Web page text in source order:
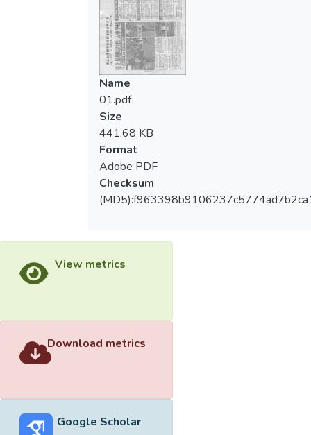
Name
01.pdf
Size
441.68 KB
Format
Adobe PDF
Checksum
View metrics
Download metrics
Google Scholar